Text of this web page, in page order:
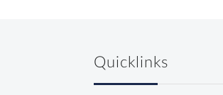
Quicklinks